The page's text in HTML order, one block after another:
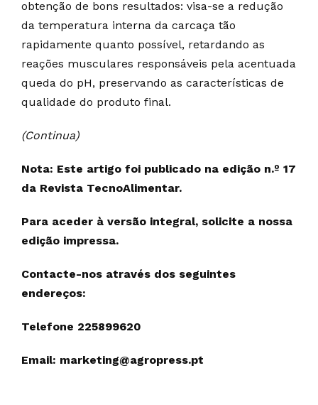
obtenção de bons resultados: visa-se a redução
da temperatura interna da carcaça tão
rapidamente quanto possível, retardando as
reações musculares responsáveis pela acentuada
queda do pH, preservando as características de
qualidade do produto final.
(Continua)
Nota: Este artigo foi publicado na edição n.º 17
da Revista TecnoAlimentar.
Para aceder à versão integral, solicite a nossa
edição impressa.
Contacte-nos através dos seguintes
endereços:
Telefone 225899620
Email: marketing@agropress.pt